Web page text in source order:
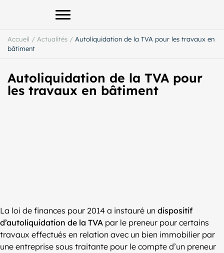
Afficher le menu principal
Accueil / Actualités / Autoliquidation de la TVA pour les travaux en
bâtiment
Autoliquidation de la TVA pour
les travaux en bâtiment
La loi de finances pour 2014 a instauré un dispositif
d’autoliquidation de la TVA par le preneur pour certains
travaux effectués en relation avec un bien immobilier par
une entreprise sous traitante pour le compte d’un preneur